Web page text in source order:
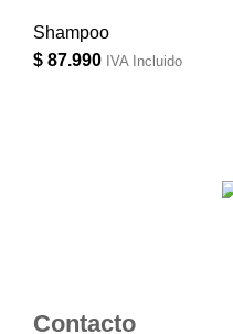
Shampoo
$ 87.990 IVA Incluido
Contacto